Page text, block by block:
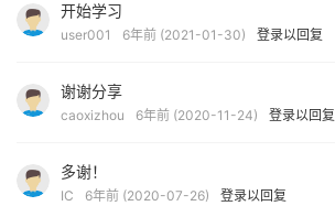
开始学习
user001 6年前 (2021-01-30) 登录以回复
谢谢分享
caoxizhou 6年前 (2020-11-24) 登录以回复
多谢！
IC 6年前 (2020-07-26) 登录以回复